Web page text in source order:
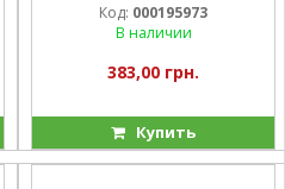
Код: 000195973
В наличии
383,00 грн.
Купить